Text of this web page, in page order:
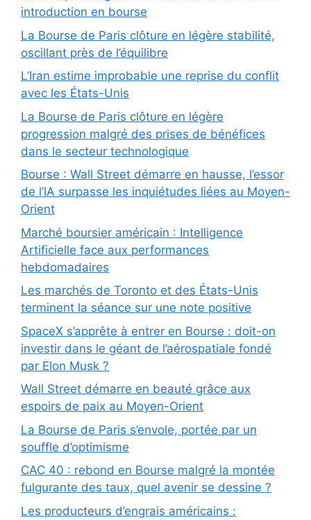
introduction en bourse
La Bourse de Paris clôture en légère stabilité,
oscillant près de l’équilibre
L’Iran estime improbable une reprise du conflit
avec les États-Unis
La Bourse de Paris clôture en légère
progression malgré des prises de bénéfices
dans le secteur technologique
Bourse : Wall Street démarre en hausse, l’essor
de l’IA surpasse les inquiétudes liées au Moyen-
Orient
Marché boursier américain : Intelligence
Artificielle face aux performances
hebdomadaires
Les marchés de Toronto et des États-Unis
terminent la séance sur une note positive
SpaceX s’apprête à entrer en Bourse : doit-on
investir dans le géant de l’aérospatiale fondé
par Elon Musk ?
Wall Street démarre en beauté grâce aux
espoirs de paix au Moyen-Orient
La Bourse de Paris s’envole, portée par un
souffle d’optimisme
CAC 40 : rebond en Bourse malgré la montée
fulgurante des taux, quel avenir se dessine ?
Les producteurs d’engrais américains :